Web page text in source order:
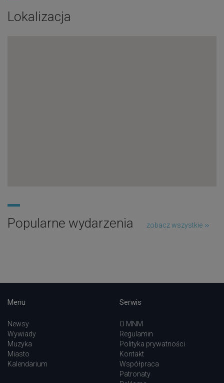
Lokalizacja
Popularne wydarzenia zobacz wszystkie
Menu
Newsy
Wywiady
Muzyka
Miasto
Kalendarium
Serwis
O MNM
Regulamin
Polityka prywatności
Kontakt
Współpraca
Patronaty